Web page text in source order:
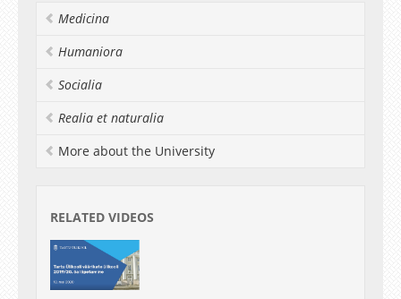
Medicina
Humaniora
Socialia
Realia et naturalia
More about the University
RELATED VIDEOS